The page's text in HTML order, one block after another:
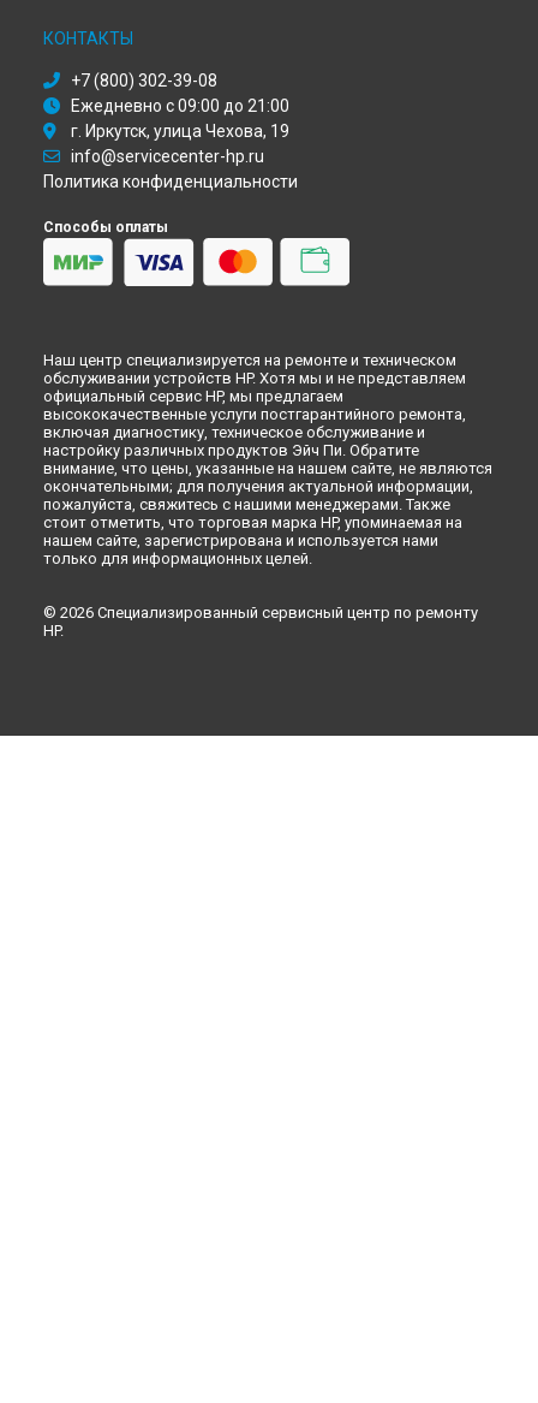
Ремонт сервера HPE ProLiant DL385 Gen10 Plus (2U) HP в
Ремонт сервера HPE ProLiant DL385 Gen10 Plus (2U) HP в
Тюмени
Ремонт сервера HPE ProLiant DL385 Gen10 Plus (2U) HP в
Иркутске
Ремонт сервера HPE ProLiant DL385 Gen10 Plus (2U) HP в
Ремонт сервера HPE ProLiant DL385 Gen10 Plus (2U) HP в
Ремонт сервера HPE ProLiant DL385 Gen10 Plus (2U) HP в
Ремонт сервера HPE ProLiant DL385 Gen10 Plus (2U) HP в
Ульяновске
Ремонт сервера HPE ProLiant DL385 Gen10 Plus (2U) HP в
Кирове
Ремонт сервера HPE ProLiant DL385 Gen10 Plus (2U) HP в
Москве
Ремонт сервера HPE ProLiant DL385 Gen10 Plus (2U) HP в
Санкт-Петербурге
КОНТАКТЫ
+7 (800) 302-39-08
Ежедневно с 09:00 до 21:00
г. Иркутск, улица Чехова, 19
info@servicecenter-hp.ru
Политика конфиденциальности
Способы оплаты
Наш центр специализируется на ремонте и техническом
обслуживании устройств HP. Хотя мы и не представляем
официальный сервис HP, мы предлагаем
высококачественные услуги постгарантийного ремонта,
включая диагностику, техническое обслуживание и
настройку различных продуктов Эйч Пи. Обратите
внимание, что цены, указанные на нашем сайте, не являются
окончательными; для получения актуальной информации,
пожалуйста, свяжитесь с нашими менеджерами. Также
стоит отметить, что торговая марка HP, упоминаемая на
нашем сайте, зарегистрирована и используется нами
только для информационных целей.
© 2026 Специализированный сервисный центр по ремонту
HP.